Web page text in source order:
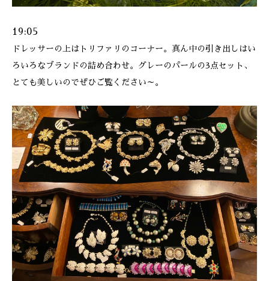
19:05
ドレッサーの上はトリファリのコーナー。真ん中の引き出しはい
ろいろなブランドの詰め合わせ。グレーのパールの3点セット、
とても美しいのでぜひご覧ください～。